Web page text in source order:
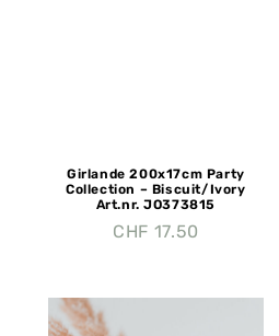
Girlande 200x17cm Party
Collection – Biscuit/Ivory
Art.nr. JO373815
CHF 17.50